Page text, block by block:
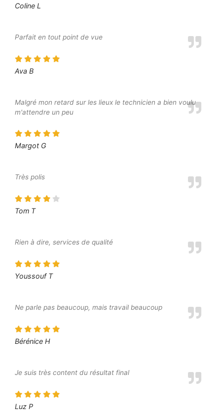
Coline L
Parfait en tout point de vue
Ava B
Malgré mon retard sur les lieux le technicien a bien voulu
m'attendre un peu
Margot G
Très polis
Tom T
Rien à dire, services de qualité
Youssouf T
Ne parle pas beaucoup, mais travail beaucoup
Bérénice H
Je suis très content du résultat final
Luz P